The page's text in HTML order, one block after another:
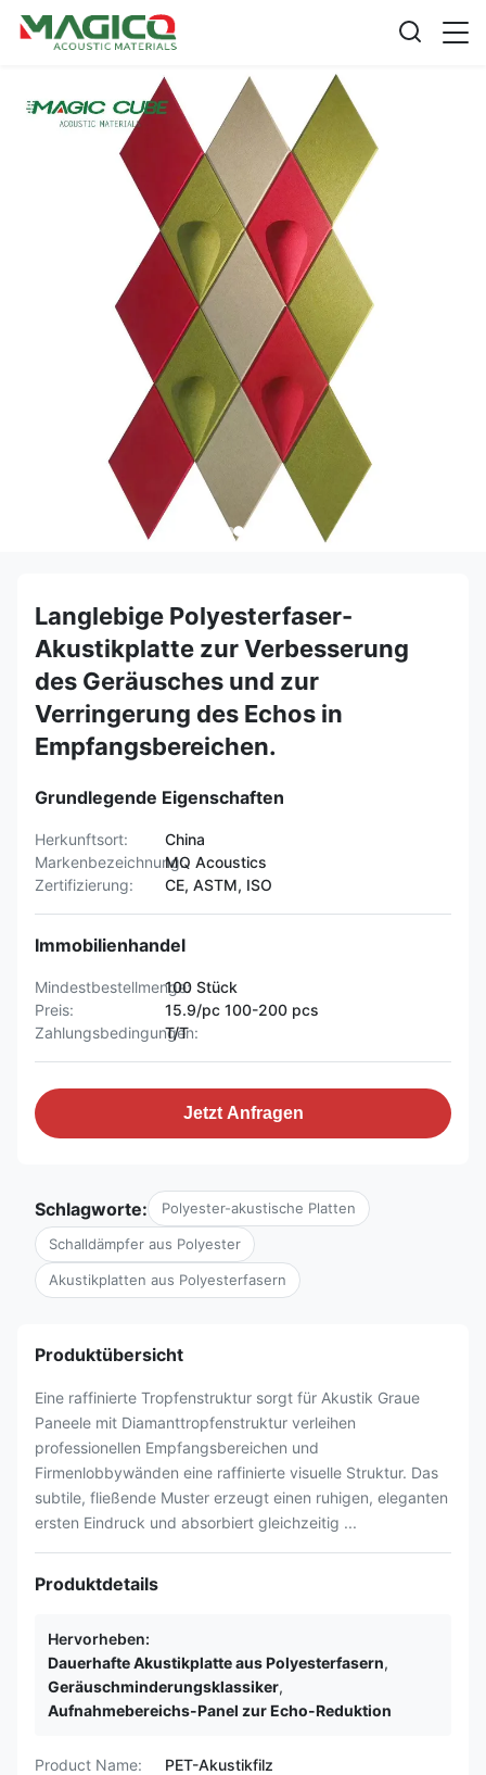
Langlebige Polyesterfaser-
Akustikplatte zur Verbesserung
des Geräusches und zur
Verringerung des Echos in
Empfangsbereichen.
Grundlegende Eigenschaften
Herkunftsort:
China
Markenbezeichnung:MQ Acoustics
Zertifizierung:
CE, ASTM, ISO
Immobilienhandel
Mindestbestellmenge:100 Stück
Preis:
15.9/pc 100-200 pcs
Zahlungsbedingungen:
T/T
Jetzt Anfragen
Schlagworte: Polyester-akustische Platten
Schalldämpfer aus Polyester
Akustikplatten aus Polyesterfasern
Produktübersicht
Eine raffinierte Tropfenstruktur sorgt für Akustik Graue
Paneele mit Diamanttropfenstruktur verleihen
professionellen Empfangsbereichen und
Firmenlobbywänden eine raffinierte visuelle Struktur. Das
subtile, fließende Muster erzeugt einen ruhigen, eleganten
ersten Eindruck und absorbiert gleichzeitig ...
Produktdetails
Hervorheben:
Dauerhafte Akustikplatte aus Polyesterfasern,
Geräuschminderungsklassiker,
Aufnahmebereichs-Panel zur Echo-Reduktion
Product Name:
PET-Akustikfilz